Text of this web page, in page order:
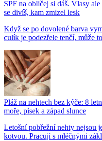
SPF na obličej si dáš. Vlasy
se divíš, kam zmizel lesk
Když se po dovolené barva
culík je podezřele tenčí, může
Pláž na nehtech bez kýče: 8
moře, písek a západ slunce
Letošní pobřežní nehty nejsou
kotvou. Pracují s mléčnými